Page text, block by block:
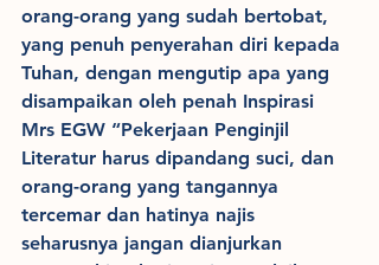
orang-orang yang sudah bertobat,
yang penuh penyerahan diri kepada
Tuhan, dengan mengutip apa yang
disampaikan oleh penah Inspirasi
Mrs EGW “Pekerjaan Penginjil
Literatur harus dipandang suci, dan
orang-orang yang tangannya
tercemar dan hatinya najis
seharusnya jangan dianjurkan